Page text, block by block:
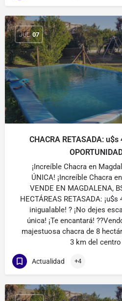
JUL 07
CHACRA RETASADA:
¡Increíble Chacra en
ÚNICA! ¡Increíble Chacra
VENDE EN MAGDALENA,
HECTÁREAS RETASADA:
inigualable! ? ¡No dejes
única! ¡Te encantará!
majestuosa chacra de 8
3 km del
Actualidad +4